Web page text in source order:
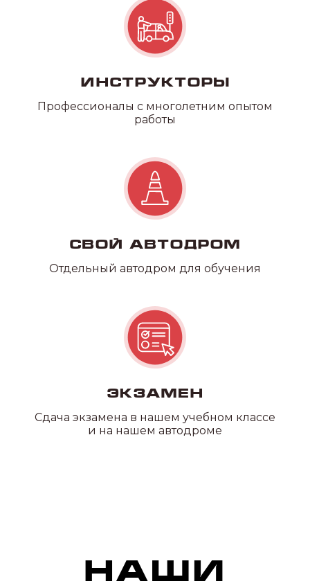
Инструкторы
Профессионалы с многолетним опытом
работы
Свой автодром
Отдельный автодром для обучения
Экзамен
Сдача экзамена в нашем учебном классе
и на нашем автодроме
Возможность прохождения
комиссии на филиале
ВСЕ В ОДНОМ